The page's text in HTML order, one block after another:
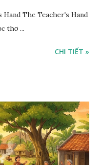
Hand The Teacher's Hand
thơ ...
CHI TIẾT »